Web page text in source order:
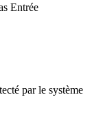
Entrée
par le système